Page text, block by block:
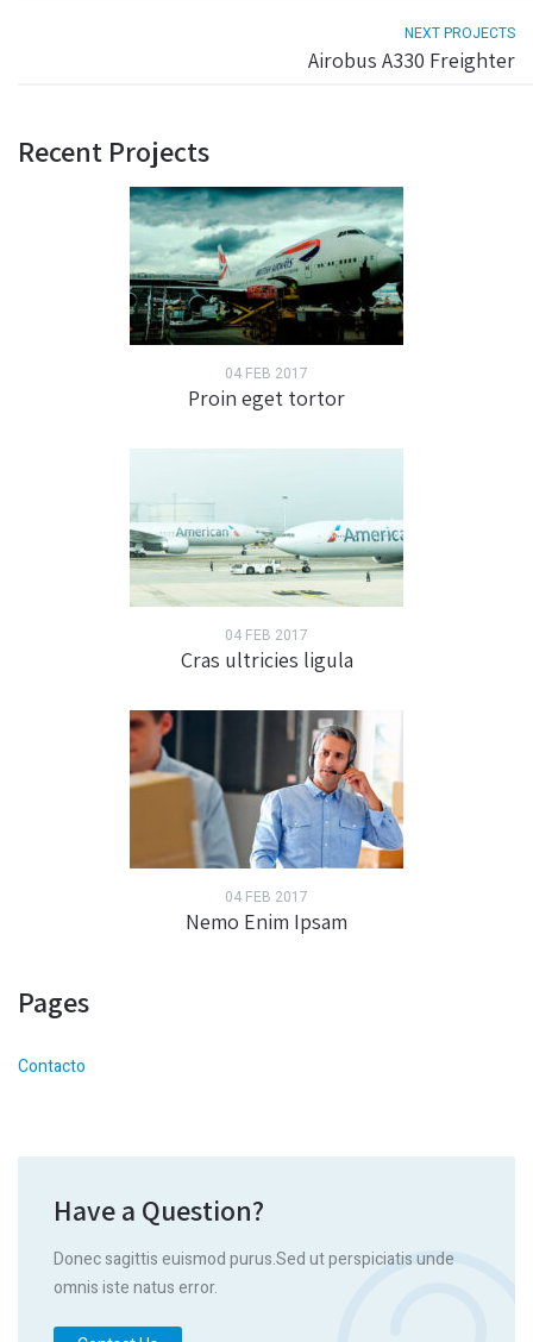
NEXT PROJECTS
Airobus A330 Freighter
Recent Projects
04 FEB 2017
Proin eget tortor
04 FEB 2017
Cras ultricies ligula
04 FEB 2017
Nemo Enim Ipsam
Pages
Contacto
Have a Question?
Donec sagittis euismod purus.Sed ut perspiciatis unde
omnis iste natus error.